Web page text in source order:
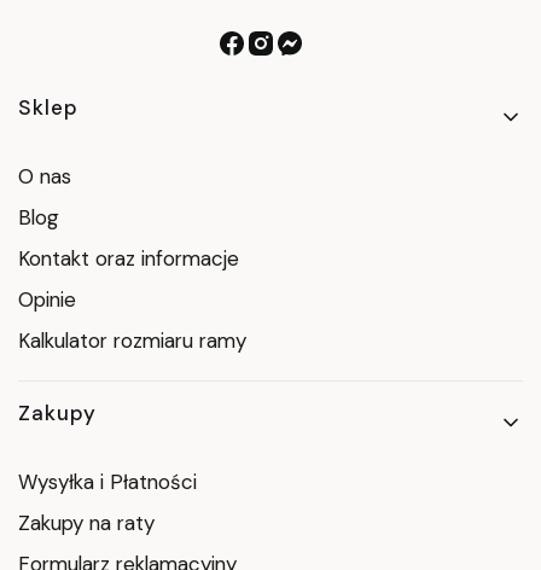
Linki w stopce
Sklep
O nas
Blog
Kontakt oraz informacje
Opinie
Kalkulator rozmiaru ramy
Zakupy
Wysyłka i Płatności
Zakupy na raty
Formularz reklamacyjny